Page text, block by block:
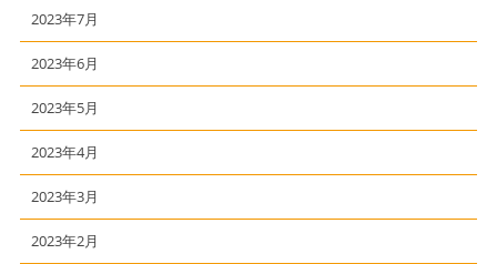
2023年7月
2023年6月
2023年5月
2023年4月
2023年3月
2023年2月